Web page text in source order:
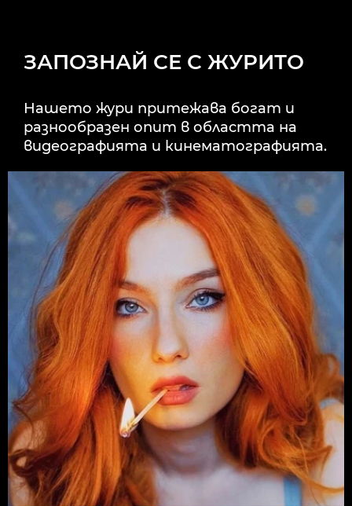
ЗАПОЗНАЙ СЕ С ЖУРИТО
Нашето жури притежава богат и
разнообразен опит в областта на
видеографията и кинематографията.